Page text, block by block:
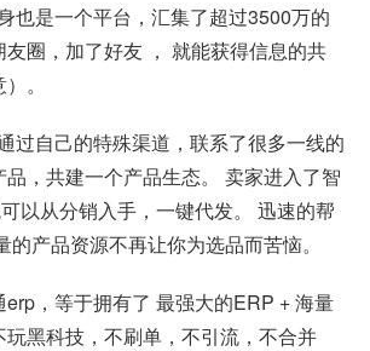
也是一个平台，汇集了超过3500万的
圈，加了好友 ， 就能获得信息的共
。
过自己的特殊渠道，联系了很多一线的
，共建一个产品生态。 卖家进入了智
以从分销入手，一键代发。 迅速的帮
产品资源不再让你为选品而苦恼。
，等于拥有了 最强大的ERP + 海量
黑科技，不刷单，不引流，不合并